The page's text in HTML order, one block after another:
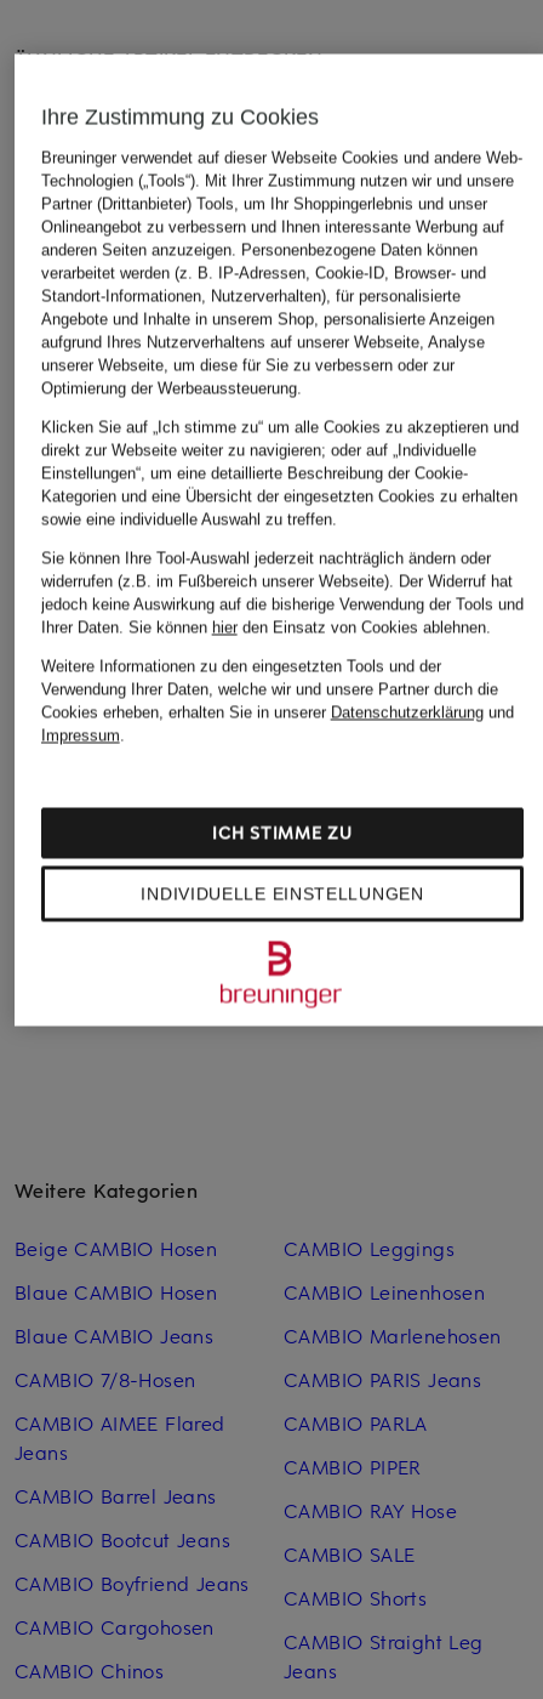
ÄHNLICHE ARTIKEL ENTDECKEN
Ursprünglich:CHF 309
Strickhose SOFI im
Jogging-Stil aus
Cashmere
CHF 510
Leinen
CHF 109
Weitere Kategorien
Beige CAMBIO Hosen
Blaue CAMBIO Hosen
Blaue CAMBIO Jeans
CAMBIO 7/8-Hosen
CAMBIO AIMEE Flared
Jeans
CAMBIO Barrel Jeans
CAMBIO Bootcut Jeans
CAMBIO Boyfriend Jeans
CAMBIO Cargohosen
CAMBIO Chinos
CAMBIO Leggings
CAMBIO Leinen­hosen
CAMBIO Marlenehosen
CAMBIO PARIS Jeans
CAMBIO PARLA
CAMBIO PIPER
CAMBIO RAY Hose
CAMBIO SALE
CAMBIO Shorts
CAMBIO Straight Leg
Jeans
Ihre Zustimmung zu Cookies
Breuninger verwendet auf dieser Webseite Cookies und andere Web-
Technologien („Tools“). Mit Ihrer Zustimmung nutzen wir und unsere
Partner (Drittanbieter) Tools, um Ihr Shoppingerlebnis und unser
Onlineangebot zu verbessern und Ihnen interessante Werbung auf
anderen Seiten anzuzeigen. Personenbezogene Daten können
verarbeitet werden (z. B. IP-Adressen, Cookie-ID, Browser- und
Standort-Informationen, Nutzerverhalten), für personalisierte
Angebote und Inhalte in unserem Shop, personalisierte Anzeigen
aufgrund Ihres Nutzerverhaltens auf unserer Webseite, Analyse
unserer Webseite, um diese für Sie zu verbessern oder zur
Optimierung der Werbeaussteuerung.
Klicken Sie auf „Ich stimme zu“ um alle Cookies zu akzeptieren und
direkt zur Webseite weiter zu navigieren; oder auf „Individuelle
Einstellungen“, um eine detaillierte Beschreibung der Cookie-
Kategorien und eine Übersicht der eingesetzten Cookies zu erhalten
sowie eine individuelle Auswahl zu treffen.
Sie können Ihre Tool-Auswahl jederzeit nachträglich ändern oder
widerrufen (z.B. im Fußbereich unserer Webseite). Der Widerruf hat
jedoch keine Auswirkung auf die bisherige Verwendung der Tools und
Ihrer Daten. Sie können hierden Einsatz von Cookies ablehnen.
Weitere Informationen zu den eingesetzten Tools und der
Verwendung Ihrer Daten, welche wir und unsere Partner durch die
Cookies erheben, erhalten Sie in unserer Datenschutzerklärungund
Impressum.
INDIVIDUELLE EINSTELLUNGEN
ICH STIMME ZU